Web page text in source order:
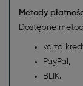
Metody
Dostępne
karta
PayPal,
BLIK.